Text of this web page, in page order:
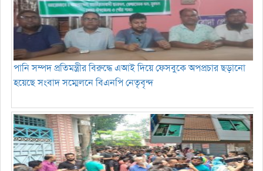
পানি সম্পদ প্রতিমন্ত্রীর বিরুদ্ধে এআই দিয়ে ফেসবুকে অপপ্রচার ছড়ানো
হয়েছে সংবাদ সম্মেলনে বিএনপি নেতৃবৃন্দ